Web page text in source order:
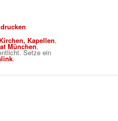
Kirchen, Kapellen,
München,
Setze ein
.